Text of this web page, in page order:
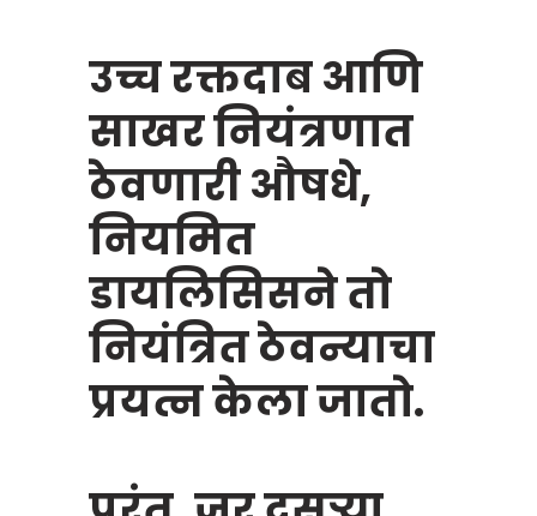
उच्च रक्तदाब आणि
साखर नियंत्रणात
ठेवणारी औषधे,
नियमित
डायलिसिसने तो
नियंत्रित ठेवन्याचा
प्रयत्न केला जातो.